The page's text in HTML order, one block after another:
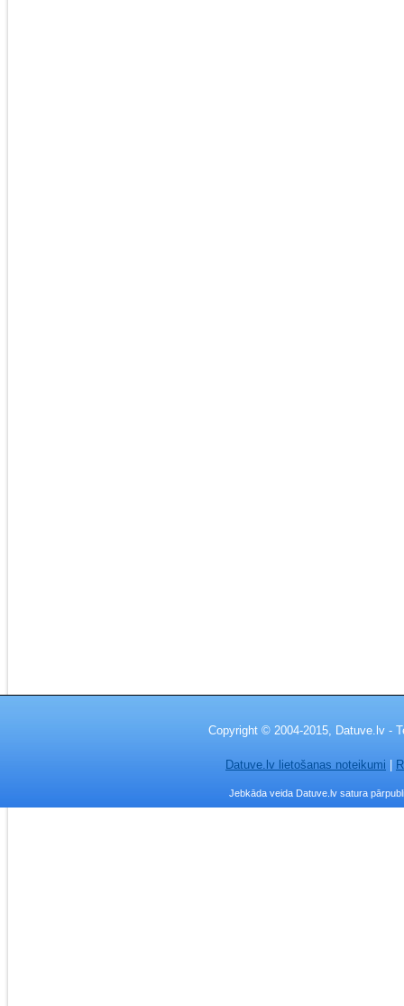
Copyright © 2004-2015, Datuve.lv -
Datuve.lv lietošanas noteikumi
Jebkāda veida Datuve.lv satura